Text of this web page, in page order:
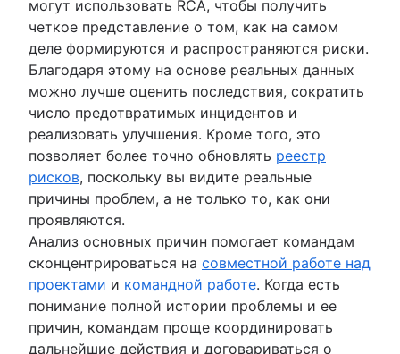
могут использовать RCA, чтобы получить
четкое представление о том, как на самом
деле формируются и распространяются риски.
Благодаря этому на основе реальных данных
можно лучше оценить последствия, сократить
число предотвратимых инцидентов и
реализовать улучшения. Кроме того, это
позволяет более точно обновлять реестр
рисков, поскольку вы видите реальные
причины проблем, а не только то, как они
проявляются.
Анализ основных причин помогает командам
сконцентрироваться на совместной работе над
проектами и командной работе. Когда есть
понимание полной истории проблемы и ее
причин, командам проще координировать
дальнейшие действия и договариваться о